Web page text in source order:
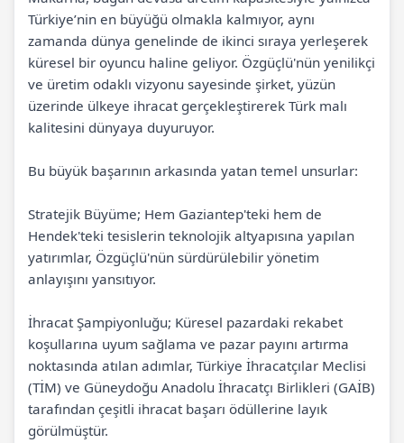
Türkiye’nin en büyüğü olmakla kalmıyor, aynı
zamanda dünya genelinde de ikinci sıraya yerleşerek
küresel bir oyuncu haline geliyor. Özgüçlü'nün yenilikçi
ve üretim odaklı vizyonu sayesinde şirket, yüzün
üzerinde ülkeye ihracat gerçekleştirerek Türk malı
kalitesini dünyaya duyuruyor.
Bu büyük başarının arkasında yatan temel unsurlar:
Stratejik Büyüme; Hem Gaziantep'teki hem de
Hendek'teki tesislerin teknolojik altyapısına yapılan
yatırımlar, Özgüçlü'nün sürdürülebilir yönetim
anlayışını yansıtıyor.
İhracat Şampiyonluğu; Küresel pazardaki rekabet
koşullarına uyum sağlama ve pazar payını artırma
noktasında atılan adımlar, Türkiye İhracatçılar Meclisi
(TİM) ve Güneydoğu Anadolu İhracatçı Birlikleri (GAİB)
tarafından çeşitli ihracat başarı ödüllerine layık
görülmüştür.